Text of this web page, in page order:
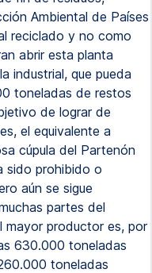
Ambiental de Países
reciclado y no como
abrir esta planta
industrial, que pueda
toneladas de restos
de lograr de
el equivalente a
cúpula del Partenón
sido prohibido o
aún se sigue
partes del
mayor productor es, por
630.000 toneladas
toneladas